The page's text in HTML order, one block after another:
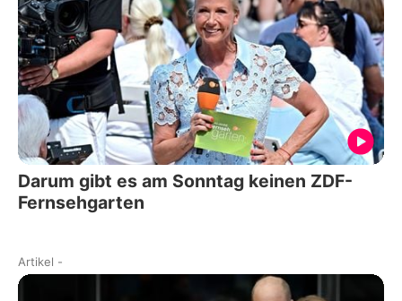
Darum gibt es am Sonntag keinen ZDF-
Fernsehgarten
Artikel -